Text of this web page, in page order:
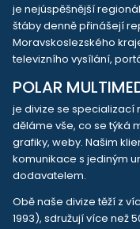
je nejúspěšnější
štáby denně přinášejí
Moravskoslezského
televizního vysílání,
POLAR
je divize se specializací
děláme vše, co se týká
grafiky, weby. Našim
komunikace s jediným
dodavatelem.
Obě naše divize těží z
1993), sdružují více než